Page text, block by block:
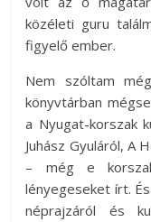
közéleti guru
figyelő ember.
Nem szóltam
könyvtárban
a Nyugat-korszak
Juhász Gyuláról, A
– még e
lényegeseket írt.
néprajzáról és